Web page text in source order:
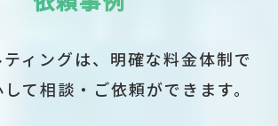
ィングは、明確な料金体制で
て相談・ご依頼ができます。